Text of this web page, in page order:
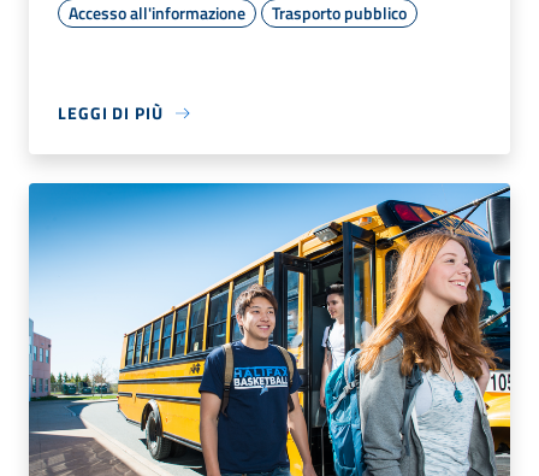
Accesso all'informazione Trasporto pubblico
LEGGI DI PIÙ